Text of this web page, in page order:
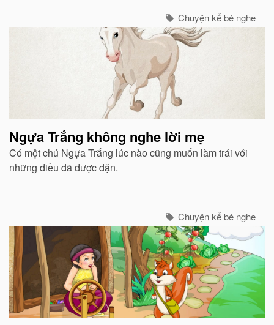
Chuyện kể bé nghe
Ngựa Trắng không nghe lời mẹ
Có một chú Ngựa Trắng lúc nào cũng muốn làm trái với
những điều đã được dặn.
Chuyện kể bé nghe